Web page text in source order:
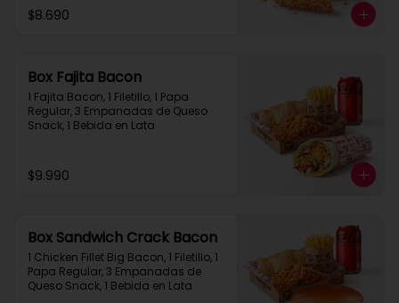
$8.690
Box Fajita Bacon
1 Fajita Bacon, 1 Filetillo, 1 Papa
Regular, 3 Empanadas de Queso
Snack, 1 Bebida en Lata
$9.990
Box Sandwich Crack Bacon
1 Chicken Fillet Big Bacon, 1 Filetillo, 1
Papa Regular, 3 Empanadas de
Queso Snack, 1 Bebida en Lata